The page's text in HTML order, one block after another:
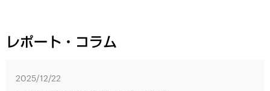
レポート・コラム
2025/12/22